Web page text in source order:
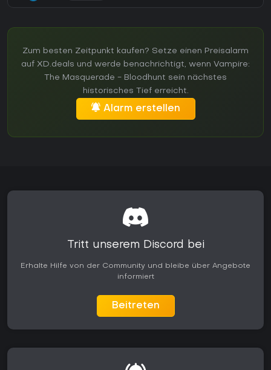
Zum besten Zeitpunkt kaufen? Setze einen Preisalarm
auf XD.deals und werde benachrichtigt, wenn Vampire:
The Masquerade - Bloodhunt sein nächstes
historisches Tief erreicht.
Alarm erstellen
Tritt unserem Discord bei
Erhalte Hilfe von der Community und bleibe über Angebote
informiert
Beitreten